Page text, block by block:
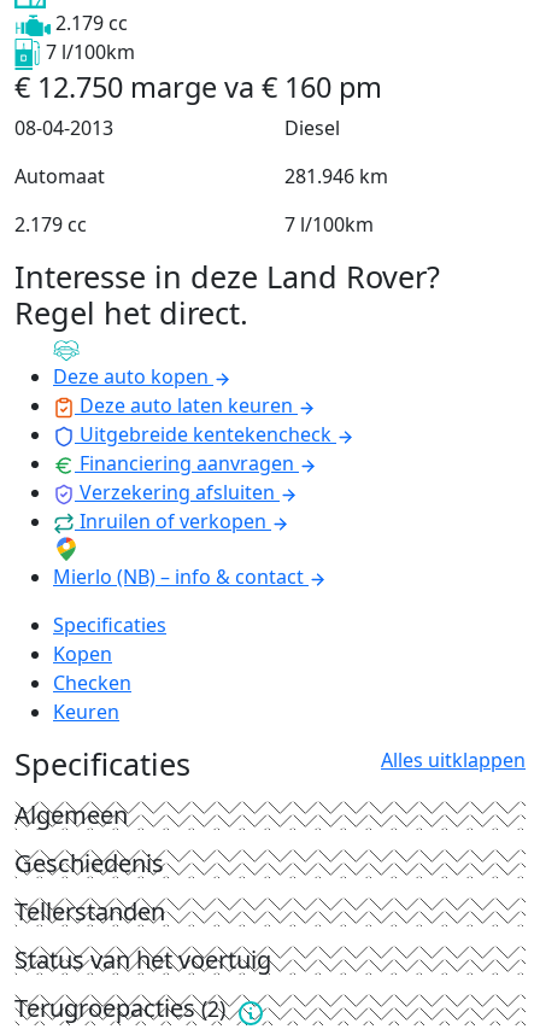
2.179 cc
7 l/100km
€ 12.750 marge va € 160 pm
08-04-2013
Diesel
Automaat
281.946 km
2.179 cc
7 l/100km
Interesse in deze Land Rover?
Regel het direct.
Deze auto kopen
Deze auto laten keuren
Uitgebreide kentekencheck
Financiering aanvragen
Verzekering afsluiten
Inruilen of verkopen
Mierlo (NB) – info & contact
Specificaties
Kopen
Checken
Keuren
Specificaties Alles uitklappen
Algemeen
Geschiedenis
Tellerstanden
Status van het voertuig
Terugroepacties(2)